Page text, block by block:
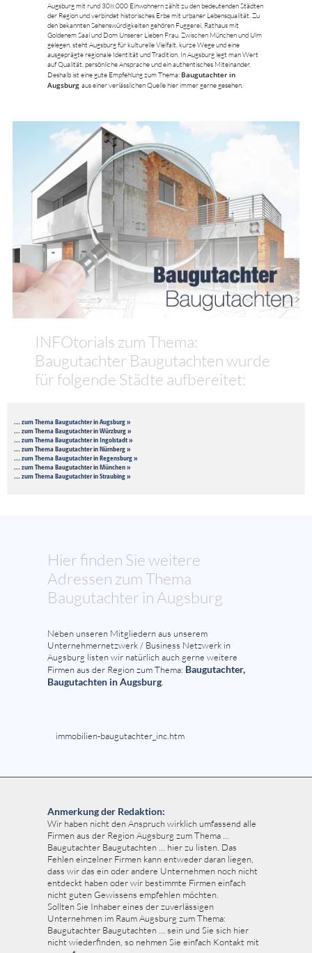
Augsburg mit rund 308.000 Einwohnern zählt zu den bedeutenden Städten
der Region und verbindet historisches Erbe mit urbaner Lebensqualität. Zu
den bekannten Sehenswürdigkeiten gehören Fuggerei, Rathaus mit
Goldenem Saal und Dom Unserer Lieben Frau. Zwischen München und Ulm
gelegen, steht Augsburg für kulturelle Vielfalt, kurze Wege und eine
ausgeprägte regionale Identität und Tradition. In Augsburg legt man Wert
auf Qualität, persönliche Ansprache und ein authentisches Miteinander.
Deshalb ist eine gute Empfehlung zum Thema: Baugutachter in
Augsburg aus einer verlässlichen Quelle hier immer gerne gesehen.
INFOtorials zum Thema:
Baugutachter Baugutachten wurde
für folgende Städte aufbereitet:
... zum Thema Baugutachter in Augsburg »
... zum Thema Baugutachter in Würzburg »
... zum Thema Baugutachter in Ingolstadt »
... zum Thema Baugutachter in Nürnberg »
... zum Thema Baugutachter in Regensburg »
... zum Thema Baugutachter in München »
... zum Thema Baugutachter in Straubing »
Hier finden Sie weitere
Adressen zum Thema
Baugutachter in Augsburg
Neben unseren Mitgliedern aus unserem
Unternehmernetzwerk / Business Netzwerk in
Augsburg listen wir natürlich auch gerne weitere
Firmen aus der Region zum Thema: Baugutachter,
Baugutachten in Augsburg
immobilien-baugutachter_inc.htm
Anmerkung der Redaktion:
Wir haben nicht den Anspruch wirklich umfassend alle
Firmen aus der Region Augsburg zum Thema ...
Baugutachter Baugutachten ... hier zu listen. Das
Fehlen einzelner Firmen kann entweder daran liegen,
dass wir das ein oder andere Unternehmen noch nicht
entdeckt haben oder wir bestimmte Firmen einfach
nicht guten Gewissens empfehlen möchten.
Sollten Sie Inhaber eines der zuverlässigen
Unternehmen im Raum Augsburg zum Thema:
Baugutachter Baugutachten ... sein und Sie sich hier
nicht wiederfinden, so nehmen Sie einfach Kontakt mit